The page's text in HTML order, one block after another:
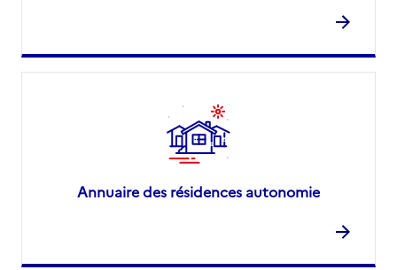
Annuaire des résidences autonomie